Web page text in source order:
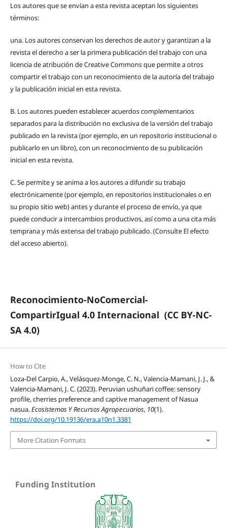
Los autores que se envían a esta revista aceptan los siguientes
términos:
una. Los autores conservan los derechos de autor y garantizan a la
revista el derecho a ser la primera publicación del trabajo con una
licencia de atribución de Creative Commons que permite a otros
compartir el trabajo con un reconocimiento de la autoría del trabajo
y la publicación inicial en esta revista.
B. Los autores pueden establecer acuerdos complementarios
separados para la distribución no exclusiva de la versión del trabajo
publicado en la revista (por ejemplo, en un repositorio institucional o
publicarlo en un libro), con un reconocimiento de su publicación
inicial en esta revista.
C.Se permite y se anima a los autores a difundir su trabajo
electrónicamente (por ejemplo, en repositorios institucionales o en
su propio sitio web) antes y durante el proceso de envío, ya que
puede conducir a intercambios productivos, así como a una cita más
temprana y más extensa del trabajo publicado. (Consulte El efecto
del acceso abierto).
Reconocimiento-NoComercial-
CompartirIgual 4.0 Internacional (CC BY-NC-
SA 4.0)
How to Cite
Loza-Del Carpio, A., Velásquez-Monge, C. N., Valencia-Mamani, J. J., &
Valencia-Mamani, J. C. (2023). Peruvian ushuñari coffee: sensory
profile, cherries preference and captive management of Nasua
nasua.Ecosistemas Y Recursos Agropecuarios, 10(1).
https://doi.org/10.19136/era.a10n1.3381
More Citation Formats
Funding Institution